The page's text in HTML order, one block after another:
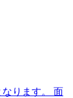
ります。 面